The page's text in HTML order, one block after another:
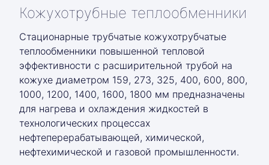
Кожухотрубные теплообменники
Стационарные трубчатые кожухотрубчатые
теплообменники повышенной тепловой
эффективности с расширительной трубой на
кожухе диаметром 159, 273, 325, 400, 600, 800,
1000, 1200, 1400, 1600, 1800 мм предназначены
для нагрева и охлаждения жидкостей в
технологических процессах
нефтеперерабатывающей, химической,
нефтехимической и газовой промышленности.